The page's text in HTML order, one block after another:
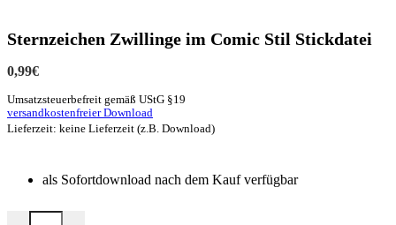
Sternzeichen Zwillinge im Comic Stil Stickdatei
0,99€
Umsatzsteuerbefreit gemäß UStG §19
versandkostenfreier Download
Lieferzeit: keine Lieferzeit (z.B. Download)
als Sofortdownload nach dem Kauf verfügbar